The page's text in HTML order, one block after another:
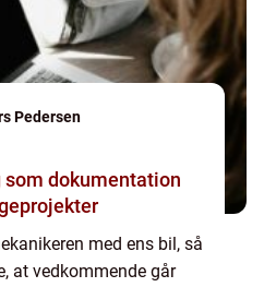
Pedersen
dokumentation
med ens bil, så
at vedkommende går